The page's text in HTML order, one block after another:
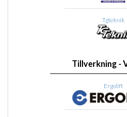
Tgteknik
Tillverkning -
Ergolift